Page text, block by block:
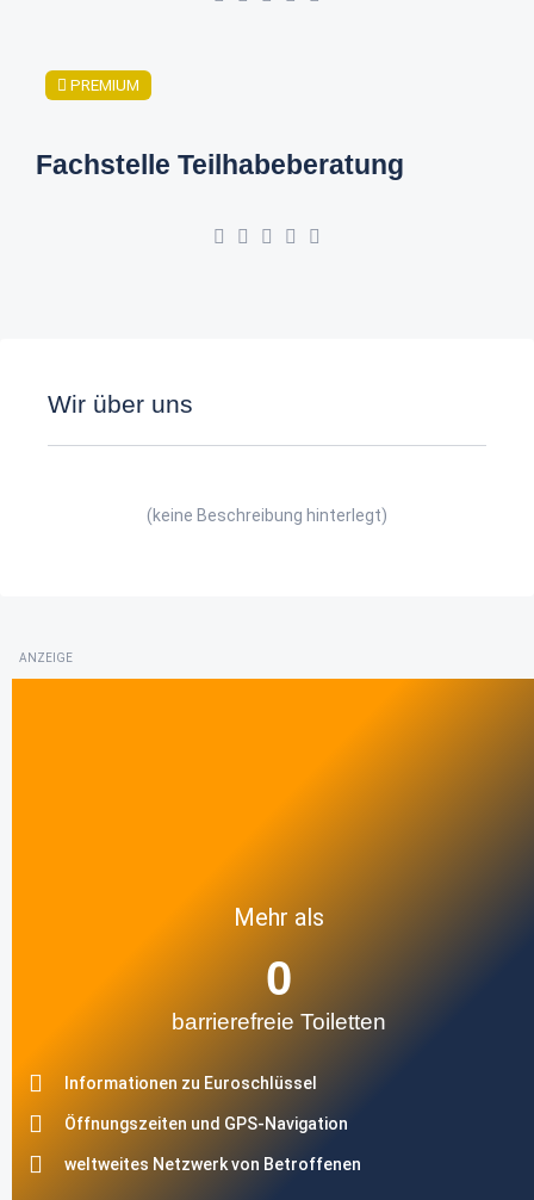
PREMIUM
Fachstelle Teilhabeberatung
Wir über uns
(keine Beschreibung hinterlegt)
ANZEIGE
Mehr als
barrierefreie Toiletten
0
Informationen zu Euroschlüssel
Öffnungszeiten und GPS-Navigation
weltweites Netzwerk von Betroffenen